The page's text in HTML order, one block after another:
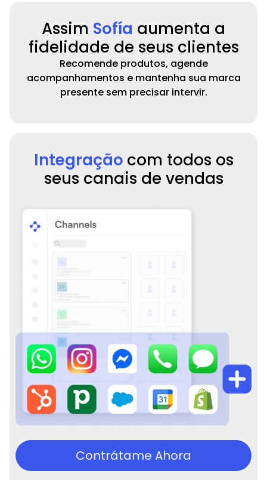
Assim Sofía aumenta a
fidelidade de seus clientes
Recomende produtos, agende
acompanhamentos e mantenha sua marca
presente sem precisar intervir.
Integração com todos os
seus canais de vendas
Contrátame Ahora